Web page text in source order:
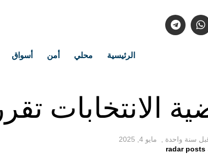
الرئيسية محلي أمن أسواق
الانتخابات
سنة واحدة ,
مايو 4, 2025
radar posts